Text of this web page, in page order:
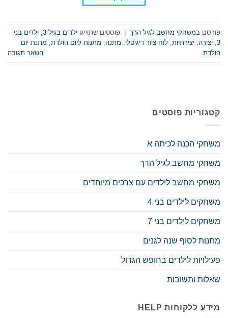
פורסם במשחקי מחשב לגיל הרך פוסטים שתוייגו ילדים בגיל 3 , ילדים בני
3
, יצירה, יצירתיות, לוח ציור דיגיטלי, מתנה, מתנות ליום הולדת, מתנת יום
הולדת
השאר תגובה
קטגוריות פוסטים
משחקי הכנה לכיתה א
משחקי מחשב לגיל הרך
משחקי מחשב לילדים עם צרכים מיוחדים
משחקים לילדים בני 4
משחקים לילדים בני 7
מתנות לסוף שנה לגנים
פעילויות לילדים בחופש הגדול
שאלות ותשובות
מידע ללקוחות HELP